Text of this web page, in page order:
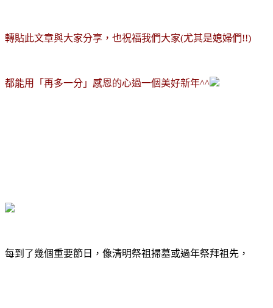
轉貼此文章與大家分享，也祝福我們大家(尤其是媳婦們!!)
都能用「再多一分」感恩的心過一個美好新年^^
每到了幾個重要節日，像清明祭祖掃墓或過年祭拜祖先，